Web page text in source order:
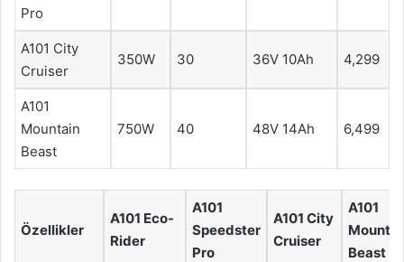
Pro
A101 City
Cruiser
350W 30 36V 10Ah 4,299
A101
Mountain
Beast
750W 40 48V 14Ah 6,499
Özellikler
A101 Eco-
Rider
A101
Speedster
Pro
A101 City
Cruiser
A101
Beast